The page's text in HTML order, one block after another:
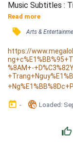
Music Subtitles :
iuuuu****... / ***nói
anh / những
khiến lòng em /
mỗi khi nhớ về /
Read more
󰓹 Arts &
https://
%8AM+-
󰃶 - 󱉊 Loaded:
󰔔